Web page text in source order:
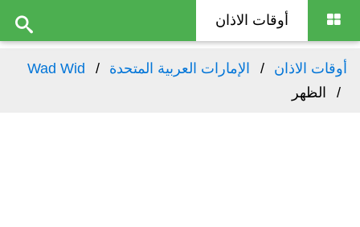
أوقات الاذان
أوقات الاذان الإمارات العربية المتحدة
Wad Wid
الظهر